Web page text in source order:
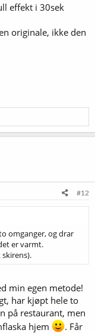
effekt i 30sek
originale, ikke den
#12
omganger, og drar
er varmt.
min egen metode!
har kjøpt hele to
på restaurant, men
hjem
. Får